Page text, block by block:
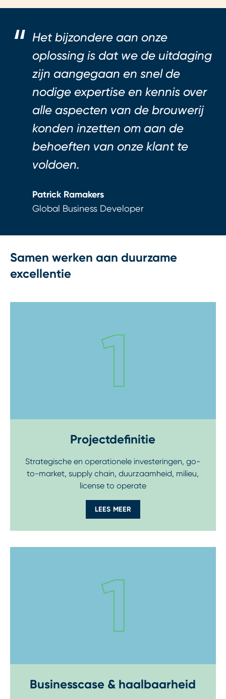
Het bijzondere aan onze
oplossing is dat we de uitdaging
zijn aangegaan en snel de
nodige expertise en kennis over
alle aspecten van de brouwerij
konden inzetten om aan de
behoeften van onze klant te
voldoen.
Patrick Ramakers
Global Business Developer
Samen werken aan duurzame
excellentie
Projectdefinitie
Strategische en operationele investeringen, go-
to-market, supply chain, duurzaamheid, milieu,
license to operate
LEES MEER
Businesscase & haalbaarheid